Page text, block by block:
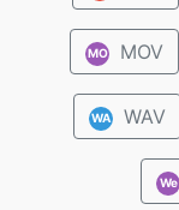
MO MOV
WA WAV
We